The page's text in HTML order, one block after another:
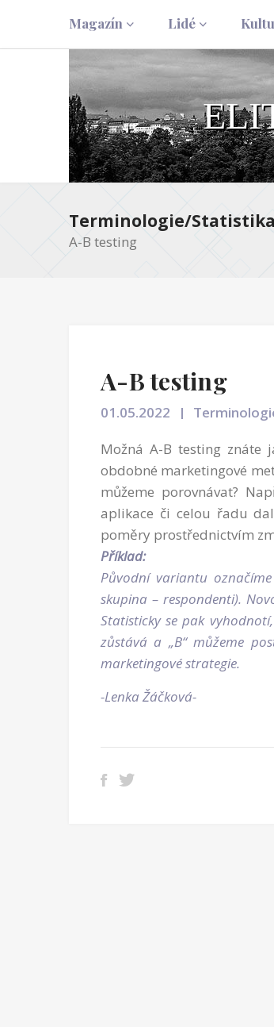
Magazín Lidé
Terminologie/Statistika
A-B testing
A-B testing
01.05.2022
Možná A-B testing znáte
obdobné marketingové
můžeme porovnávat?
aplikace či celou řadu
poměry prostřednictvím
Příklad:
Původní variantu
skupina – respondenti).
Statisticky se pak
zůstává a „B“ můžeme
marketingové strategie.
-Lenka Žáčková-